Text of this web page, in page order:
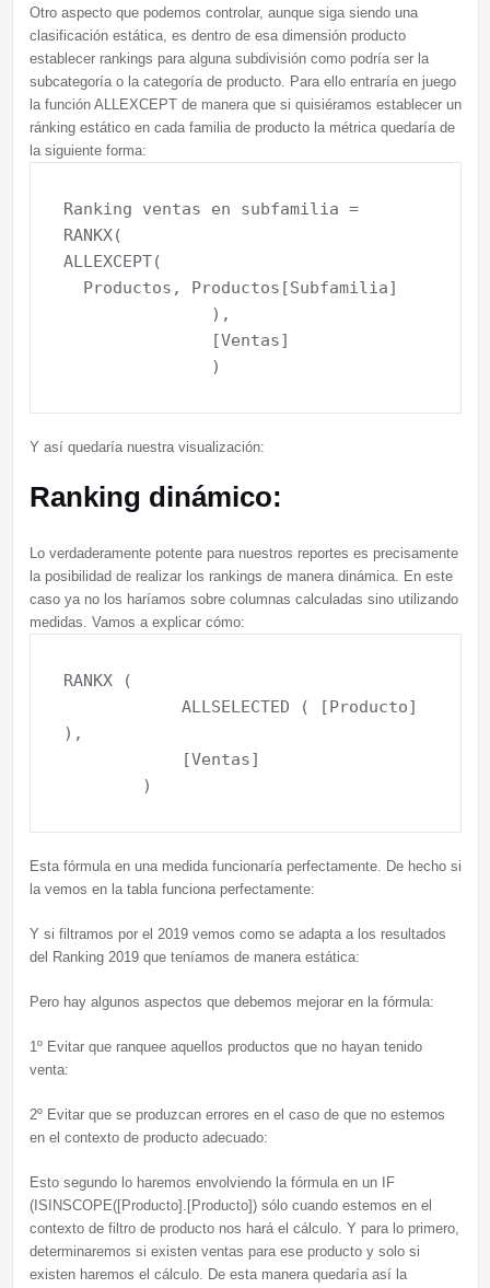
Otro aspecto que podemos controlar, aunque siga siendo una
clasificación estática, es dentro de esa dimensión producto
establecer rankings para alguna subdivisión como podría ser la
subcategoría o la categoría de producto. Para ello entraría en juego
la función ALLEXCEPT de manera que si quisiéramos establecer un
ránking estático en cada familia de producto la métrica quedaría de
la siguiente forma:
Ranking ventas en subfamilia =
RANKX(
ALLEXCEPT(
Y así quedaría nuestra visualización:
Ranking dinámico:
Lo verdaderamente potente para nuestros reportes es precisamente
la posibilidad de realizar los rankings de manera dinámica. En este
caso ya no los haríamos sobre columnas calculadas sino utilizando
medidas. Vamos a explicar cómo:
RANKX (
),
Esta fórmula en una medida funcionaría perfectamente. De hecho si
la vemos en la tabla funciona perfectamente:
Y si filtramos por el 2019 vemos como se adapta a los resultados
del Ranking 2019 que teníamos de manera estática:
Pero hay algunos aspectos que debemos mejorar en la fórmula:
1º Evitar que ranquee aquellos productos que no hayan tenido
venta:
2º Evitar que se produzcan errores en el caso de que no estemos
en el contexto de producto adecuado:
Esto segundo lo haremos envolviendo la fórmula en un IF
(ISINSCOPE([Producto].[Producto]) sólo cuando estemos en el
contexto de filtro de producto nos hará el cálculo. Y para lo primero,
determinaremos si existen ventas para ese producto y solo si
existen haremos el cálculo. De esta manera quedaría así la